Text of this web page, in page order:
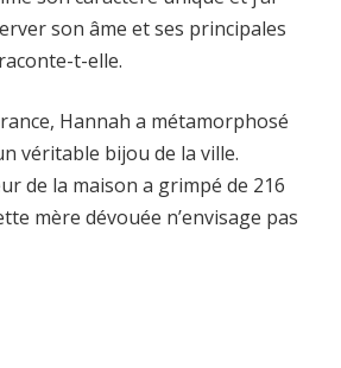
son âme et ses principales
t-elle.
Hannah a métamorphosé
véritable bijou de la ville.
de la maison a grimpé de 216
mère dévouée n’envisage pas